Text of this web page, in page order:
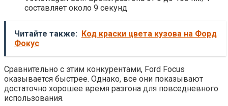
составляет около 9 секунд
Читайте также: Код краски цвета кузова на Форд
Фокус
Сравнительно с этим конкурентами, Ford Focus
оказывается быстрее. Однако, все они показывают
достаточно хорошее время разгона для повседневного
использования.